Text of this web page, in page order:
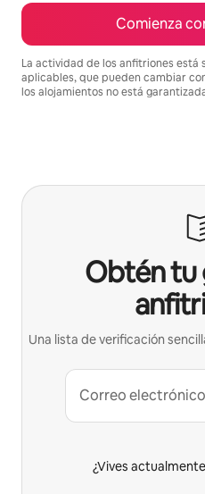
Comienza
La actividad de los anfitriones está
aplicables, que pueden cambiar
los alojamientos no está
Obtén tu
Una lista de verificación
Correo
¿Vives